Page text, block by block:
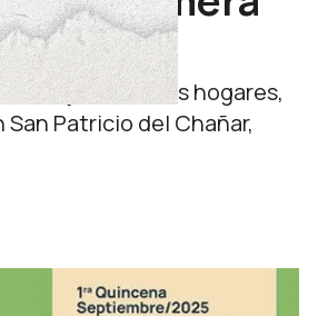
alejarse de sus hogares,
Patricio del Chañar,